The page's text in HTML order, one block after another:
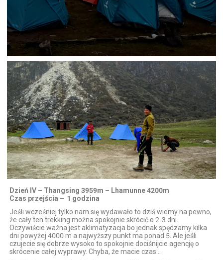
Dzień IV – Thangsing 3959m – Lhamunne 4200m
Czas przejścia – 1 godzina
Jeśli wcześniej tylko nam się wydawało to dziś wiemy na pewno,
że cały ten trekking można spokojnie skrócić o 2-3 dni.
Oczywiście ważna jest aklimatyzacja bo jednak spędzamy kilka
dni powyżej 4000 m a najwyższy punkt ma ponad 5. Ale jeśli
czujecie się dobrze wysoko to spokojnie dociśnijcie agencję o
skrócenie całej wyprawy. Chyba, że macie czas…